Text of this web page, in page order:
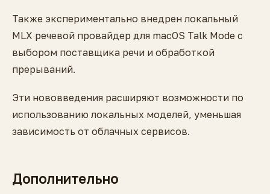
Также экспериментально внедрен локальный
MLX речевой провайдер для macOS Talk Mode с
выбором поставщика речи и обработкой
прерываний.
Эти нововведения расширяют возможности по
использованию локальных моделей, уменьшая
зависимость от облачных сервисов.
Дополнительно